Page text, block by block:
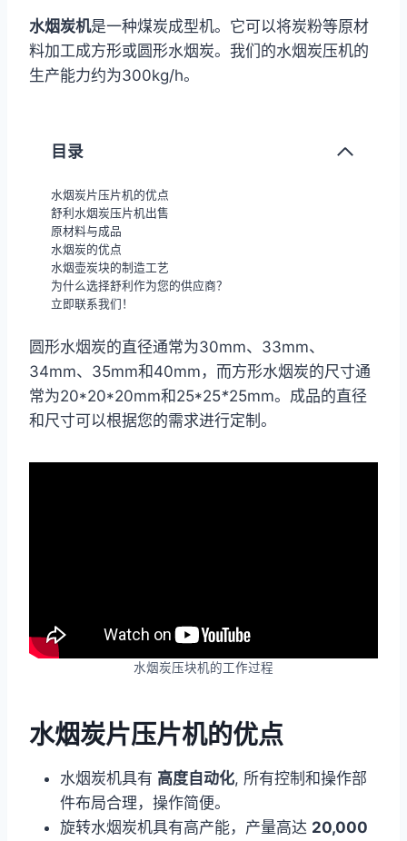
水烟炭机是一种煤炭成型机。它可以将炭粉等原材
料加工成方形或圆形水烟炭。我们的水烟炭压机的
生产能力约为300kg/h。
目录
水烟炭片压片机的优点
舒利水烟炭压片机出售
原材料与成品
水烟炭的优点
水烟壶炭块的制造工艺
为什么选择舒利作为您的供应商？
立即联系我们！
圆形水烟炭的直径通常为30mm、33mm、
34mm、35mm和40mm，而方形水烟炭的尺寸通
常为20*20*20mm和25*25*25mm。成品的直径
和尺寸可以根据您的需求进行定制。
水烟炭压块机的工作过程
水烟炭片压片机的优点
水烟炭机具有 高度自动化, 所有控制和操作部
件布局合理，操作简便。
旋转水烟炭机具有高产能，产量高达 20,000